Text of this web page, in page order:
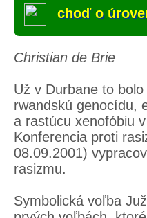
choď o
Christian de Brie
Už v Durbane to
rwandskú genocídu,
a rastúcu xenofóbiu
Konferencia proti
08.09.2001)
rasizmu.
Symbolická voľba